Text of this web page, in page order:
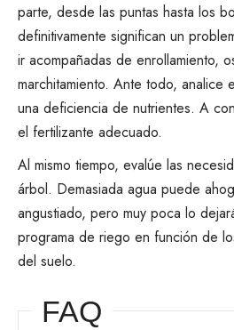
parte, desde las puntas hasta los
definitivamente significan un
ir acompañadas de enrollamiento,
marchitamiento. Ante todo, analice
una deficiencia de nutrientes. A
el fertilizante adecuado.
Al mismo tiempo, evalúe las
árbol. Demasiada agua puede
angustiado, pero muy poca lo
programa de riego en función de
del suelo.
FAQ